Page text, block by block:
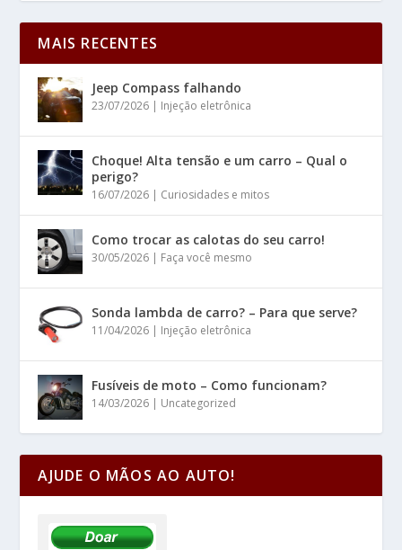
MAIS RECENTES
Jeep Compass falhando
23/07/2026 | Injeção eletrônica
Choque! Alta tensão e um carro – Qual o
perigo?
16/07/2026 | Curiosidades e mitos
Como trocar as calotas do seu carro!
30/05/2026 | Faça você mesmo
Sonda lambda de carro? – Para que serve?
11/04/2026 | Injeção eletrônica
Fusíveis de moto – Como funcionam?
14/03/2026 | Uncategorized
AJUDE O MÃOS AO AUTO!